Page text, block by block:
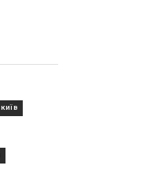
КИЇВ